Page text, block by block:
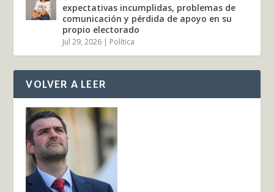
expectativas incumplidas, problemas de
comunicación y pérdida de apoyo en su
propio electorado
Jul 29, 2026 | Política
VOLVER A LEER